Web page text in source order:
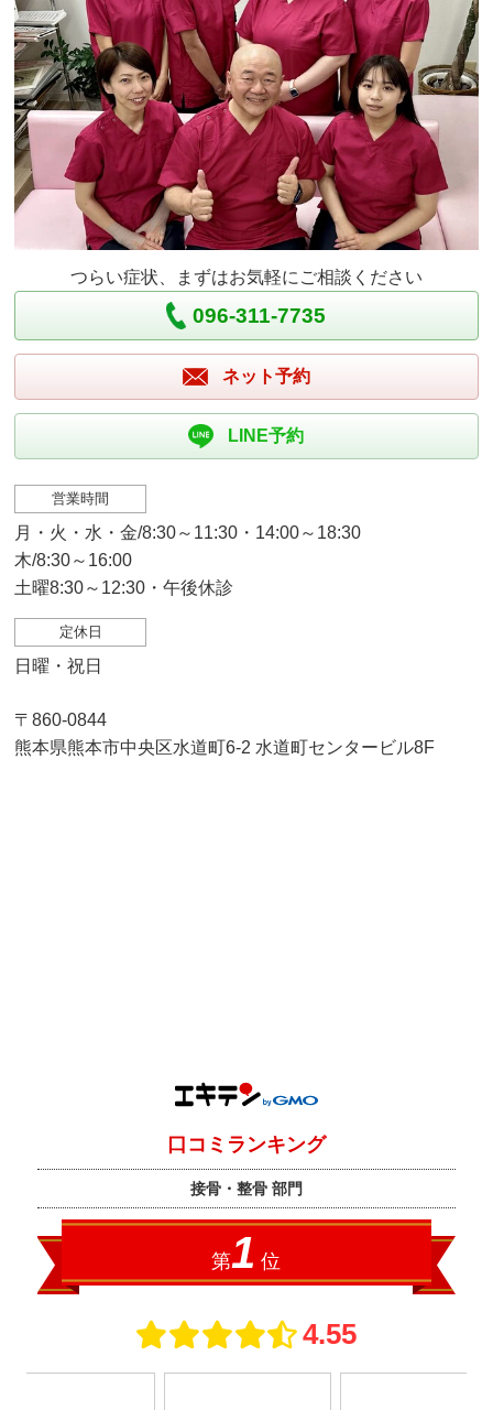
つらい症状、まずはお気軽にご相談ください
096-311-7735
ネット予約
LINE予約
営業時間
月・火・水・金/8:30～11:30・14:00～18:30
木/8:30～16:00
土曜8:30～12:30・午後休診
定休日
日曜・祝日
〒860-0844
熊本県熊本市中央区水道町6-2 水道町センタービル8F